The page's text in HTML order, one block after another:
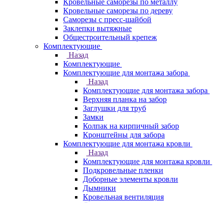
Кровельные саморезы по дереву
Саморезы с пресс-шайбой
Заклепки вытяжные
Общестроительный крепеж
Комплектующие
Назад
Комплектующие
Комплектующие для монтажа забора
Назад
Комплектующие для монтажа забора
Верхняя планка на забор
Заглушки для труб
Замки
Колпак на кирпичный забор
Кронштейны для забора
Комплектующие для монтажа кровли
Назад
Комплектующие для монтажа кровли
Подкровельные пленки
Доборные элементы кровли
Дымники
Кровельная вентиляция